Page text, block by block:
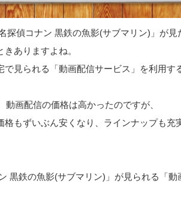
探偵コナン 黒鉄の魚影(サブマリン)」が見
ありますよね。
見られる「動画配信サービス」を利用す
画配信の価格は高かったのですが、
もずいぶん安くなり、ラインナップも充
黒鉄の魚影(サブマリン)」が見られる「動